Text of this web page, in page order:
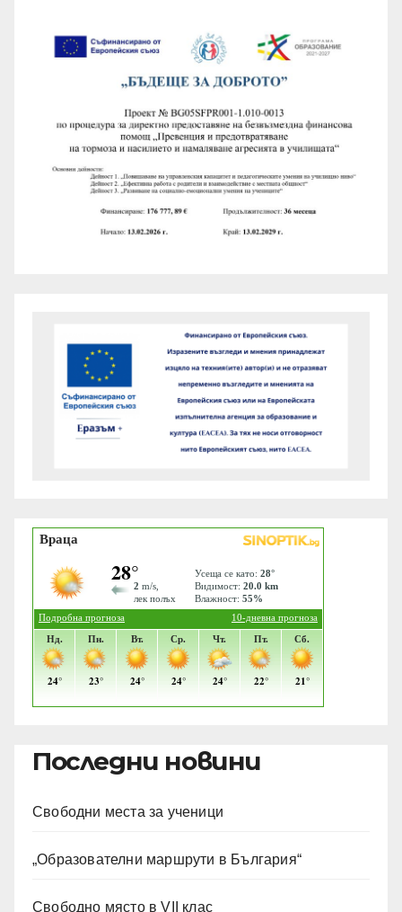
Последни новини
Свободни места за ученици
„Образователни маршрути в България“
Свободно място в VII клас